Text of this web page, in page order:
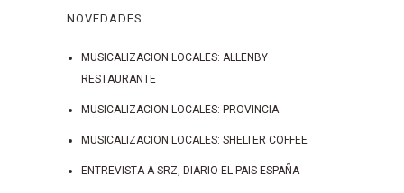
NOVEDADES
MUSICALIZACION LOCALES: ALLENBY
RESTAURANTE
MUSICALIZACION LOCALES: PROVINCIA
MUSICALIZACION LOCALES: SHELTER COFFEE
ENTREVISTA A SRZ, DIARIO EL PAIS ESPAÑA